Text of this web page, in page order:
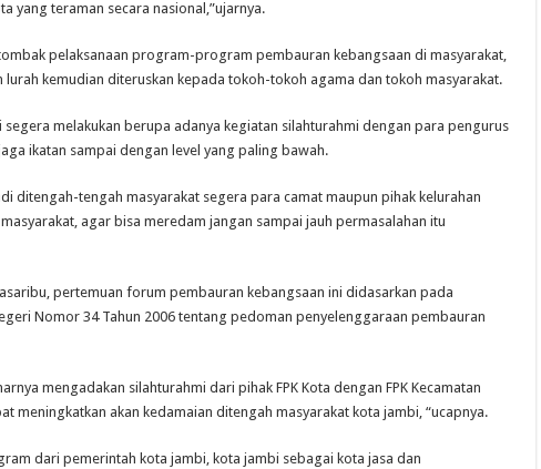
yang teraman secara nasional,”ujarnya.
pelaksanaan program-program pembauran kebangsaan di masyarakat,
lurah kemudian diteruskan kepada tokoh-tokoh agama dan tokoh masyarakat.
segera melakukan berupa adanya kegiatan silahturahmi dengan para pengurus
ikatan sampai dengan level yang paling bawah.
ditengah-tengah masyarakat segera para camat maupun pihak kelurahan
agar bisa meredam jangan sampai jauh permasalahan itu
pertemuan forum pembauran kebangsaan ini didasarkan pada
Nomor 34 Tahun 2006 tentang pedoman penyelenggaraan pembauran
mengadakan silahturahmi dari pihak FPK Kota dengan FPK Kecamatan
meningkatkan akan kedamaian ditengah masyarakat kota jambi, “ucapnya.
dari pemerintah kota jambi, kota jambi sebagai kota jasa dan